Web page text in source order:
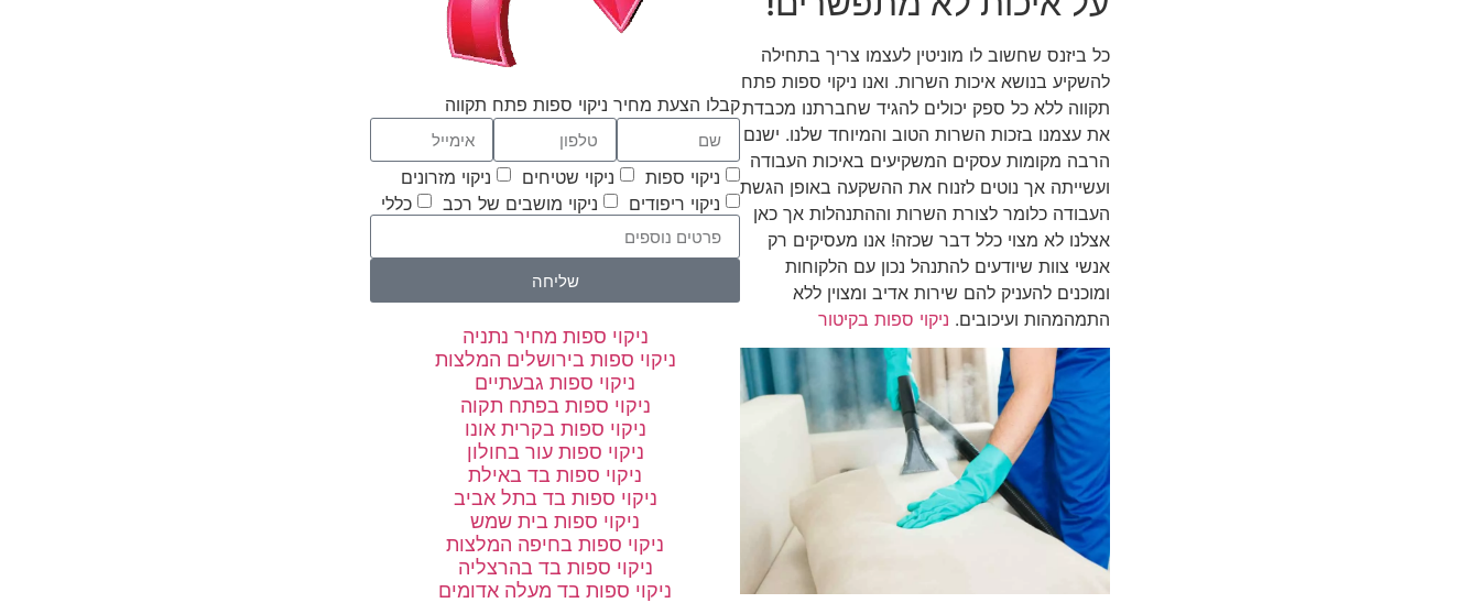
כל ביזנס שחשוב לו מוניטין לעצמו צריך בתחילה
להשקיע בנושא איכות השרות. ואנו ניקוי ספות פתח
תקווה ללא כל ספק יכולים להגיד שחברתנו מכבדת
את עצמנו בזכות השרות הטוב והמיוחד שלנו. ישנם
הרבה מקומות עסקים המשקיעים באיכות העבודה
ועשייתה אך נוטים לזנוח את ההשקעה באופן הגשת
העבודה כלומר לצורת השרות וההתנהלות אך כאן
אצלנו לא מצוי כלל דבר שכזה! אנו מעסיקים רק
אנשי צוות שיודעים להתנהל נכון עם הלקוחות
ומוכנים להעניק להם שירות אדיב ומצוין ללא
התמהמהות ועיכובים. ניקוי ספות בקיטור
קבלו הצעת מחיר ניקוי ספות פתח תקווה
ניקוי ספות ניקוי שטיחים
ניקוי מזרונים
ניקוי ריפודים
ניקוי מושבים של רכב כללי
שליחה
ניקוי ספות מחיר נתניה
ניקוי ספות בירושלים המלצות
ניקוי ספות גבעתיים
ניקוי ספות בפתח תקוה
ניקוי ספות בקרית אונו
ניקוי ספות עור בחולון
ניקוי ספות בד באילת
ניקוי ספות בד בתל אביב
ניקוי ספות בית שמש
ניקוי ספות בחיפה המלצות
ניקוי ספות בד בהרצליה
ניקוי ספות בד מעלה אדומים